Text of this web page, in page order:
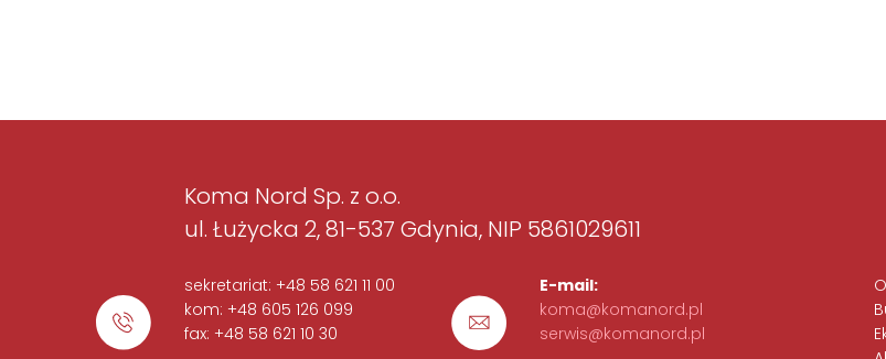
Koma Nord Sp. z o.o.
ul. Łużycka 2, 81-537 Gdynia, NIP 5861029611
sekretariat: +48 58 621 11 00
kom: +48 605 126 099
fax: +48 58 621 10 30
E-mail:
koma@komanord.pl
serwis@komanord.pl